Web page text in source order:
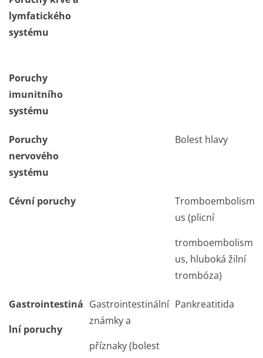
lymfatického
systému
Poruchy
imunitního
systému
Poruchy
nervového
systému
Bolest hlavy
Cévní poruchy
Tromboembolism
us (plicní
tromboembolism
us, hluboká žilní
trombóza)
Gastrointestiná
lní poruchy
Gastrointestinální
známky a
příznaky (bolest
Pankreatitida